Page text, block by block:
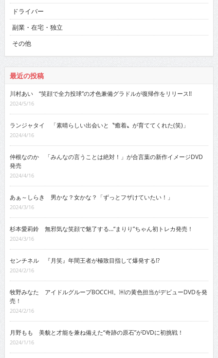
ドライバー
副業・在宅・独立
その他
最近の投稿
川村あい “笑顔で全力投球”の才色兼備グラドルが復帰作をリリース!!
2024/5/16
ランジャタイ 「素晴らしい出会いと〝癒着〟が育ててくれた(笑)」
2024/4/16
仲根なのか 「みんなの言うことは絶対！」が合言葉の新作イメージDVD
発売
2024/4/16
あぁ～しらき 男かな？女かな？「ずっとフザけていたい！」
2024/3/16
杉本愛莉鈴 無邪気な笑顔で魅了する…“まりり”ちゃん初トレカ発売！
2024/3/16
センチネル 『月笑』年間王者が極致目指して爆発する!?
2024/2/16
牧野みなた アイドルグループBOCCHI。￼の黄色担当がデビューDVDを発
売！
2024/2/16
月野もも 美貌と才能を兼ね備えた“奇跡の原石”がDVDに初挑戦！
2024/1/16